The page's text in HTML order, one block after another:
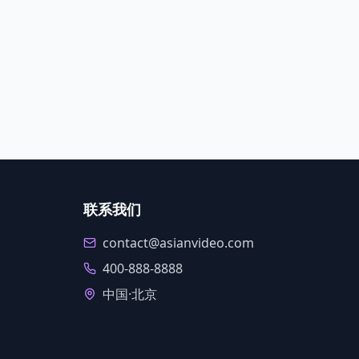
联系我们
contact@asianvideo.com
400-888-8888
中国·北京